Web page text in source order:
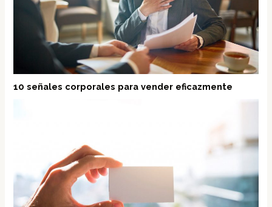
10 señales corporales para vender eficazmente